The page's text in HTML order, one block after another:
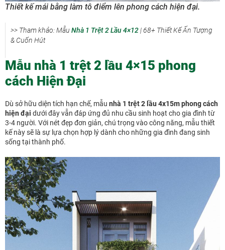
Thiết kế mái bằng làm tô điểm lên phong cách hiện đại.
>> Tham khảo: Mẫu Nhà 1 Trệt 2 Lầu 4×12| 68+ Thiết Kế Ấn Tượng
& Cuốn Hút
Mẫu nhà 1 trệt 2 lầu 4×15 phong
cách Hiện Đại
Dù sở hữu diện tích hạn chế, mẫu nhà 1 trệt 2 lầu 4x15m phong cách
hiện đại dưới đây vẫn đáp ứng đủ nhu cầu sinh hoạt cho gia đình từ
3-4 người. Với nét đẹp đơn giản, chú trọng vào công năng, mẫu thiết
kế này sẽ là sự lựa chọn hợp lý dành cho những gia đình đang sinh
sống tại thành phố.